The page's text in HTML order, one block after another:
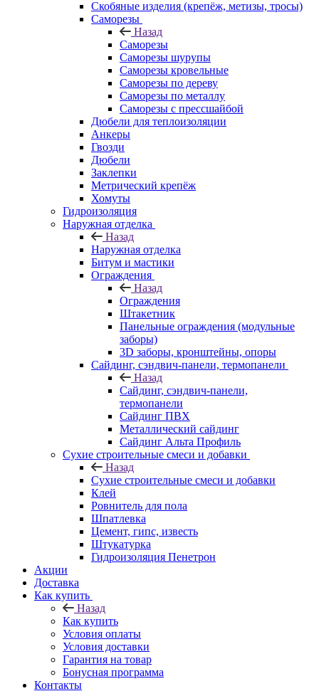
Скобяные изделия (крепёж, метизы, тросы)
Саморезы
Назад
Саморезы
Саморезы шурупы
Саморезы кровельные
Саморезы по дереву
Саморезы по металлу
Саморезы с прессшайбой
Дюбели для теплоизоляции
Анкеры
Гвозди
Дюбели
Заклепки
Метрический крепёж
Хомуты
Гидроизоляция
Наружная отделка
Назад
Наружная отделка
Битум и мастики
Ограждения
Назад
Ограждения
Штакетник
Панельные ограждения (модульные
заборы)
3D заборы, кронштейны, опоры
Cайдинг, сэндвич-панели, термопанели
Назад
Cайдинг, сэндвич-панели,
термопанели
Сайдинг ПВХ
Металлический сайдинг
Сайдинг Альта Профиль
Сухие строительные смеси и добавки
Назад
Сухие строительные смеси и добавки
Клей
Ровнитель для пола
Шпатлевка
Цемент, гипс, известь
Штукатурка
Гидроизоляция Пенетрон
Акции
Доставка
Как купить
Назад
Как купить
Условия оплаты
Условия доставки
Гарантия на товар
Бонусная программа
Контакты